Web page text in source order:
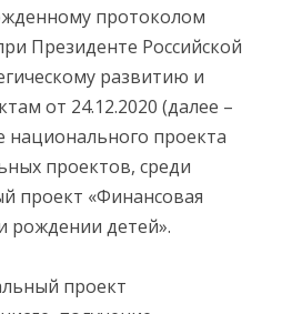
протоколом
Президенте Российской
развитию и
от 24.12.2020 (далее –
национального проекта
проектов, среди
проект «Финансовая
рождении детей».
проект